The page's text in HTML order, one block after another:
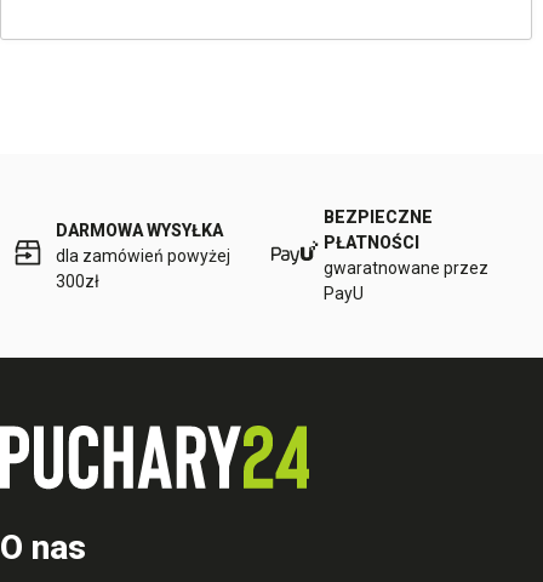
DARMOWA WYSYŁKA
dla zamówień powyżej
300zł
BEZPIECZNE
PŁATNOŚCI
gwaratnowane przez
PayU
O nas